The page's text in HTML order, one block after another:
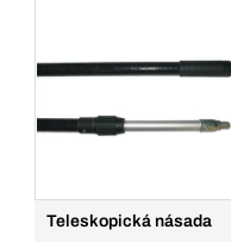
Teleskopická násada